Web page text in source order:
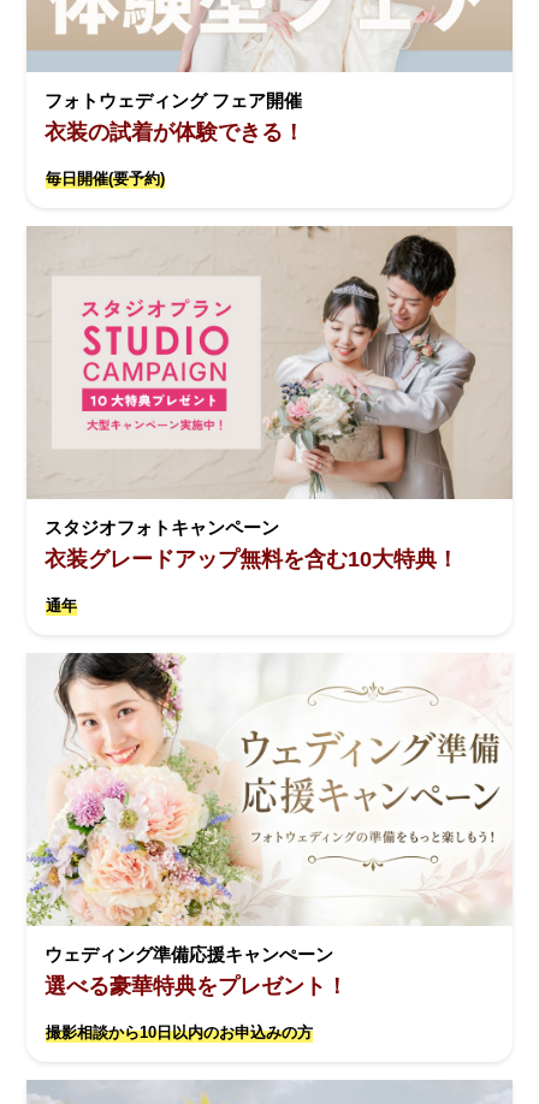
フォトウェディング フェア開催
衣装の試着が体験できる！
毎日開催(要予約)
スタジオフォトキャンペーン
衣装グレードアップ無料を含む10大特典！
通年
ウェディング準備応援キャンぺーン
選べる豪華特典をプレゼント！
撮影相談から10日以内のお申込みの方